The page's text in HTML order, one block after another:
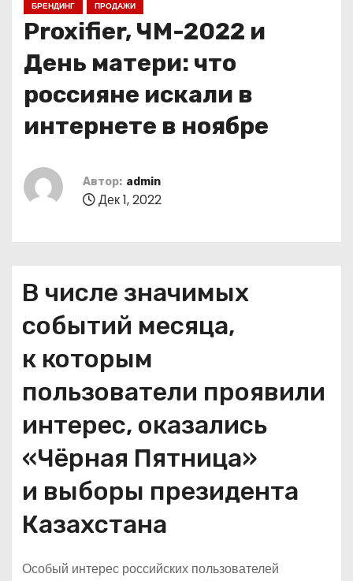
БРЕНДИНГ ПРОДАЖИ
Proxifier, ЧМ-2022 и
День матери: что
россияне искали в
интернете в ноябре
Автор: admin
Дек 1, 2022
В числе значимых
событий месяца,
к которым
пользователи проявили
интерес, оказались
«Чёрная Пятница»
и выборы президента
Казахстана
Особый интерес российских пользователей